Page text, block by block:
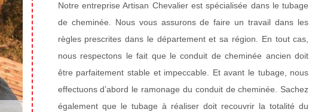
Notre entreprise Artisan Chevalier est spécialisée dans le tubage
de cheminée. Nous vous assurons de faire un travail dans les
règles prescrites dans le département et sa région. En tout cas,
nous respectons le fait que le conduit de cheminée ancien doit
être parfaitement stable et impeccable. Et avant le tubage, nous
effectuons d’abord le ramonage du conduit de cheminée. Sachez
également que le tubage à réaliser doit recouvrir la totalité du